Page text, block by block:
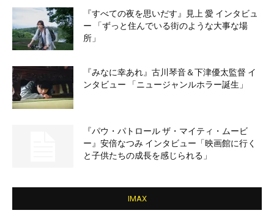
『すべての夜を思いだす』見上 愛 インタビュ
ー 「ずっと住んでいる街のような大事な場
所」
『みなに幸あれ』古川琴音＆下津優太監督 イ
ンタビュー 「ニュージャンルホラー誕生」
『パウ・パトロール ザ・マイティ・ムービ
ー』安倍なつみ インタビュー「映画館に行く
と子供たちの成長を感じられる」
IMAX